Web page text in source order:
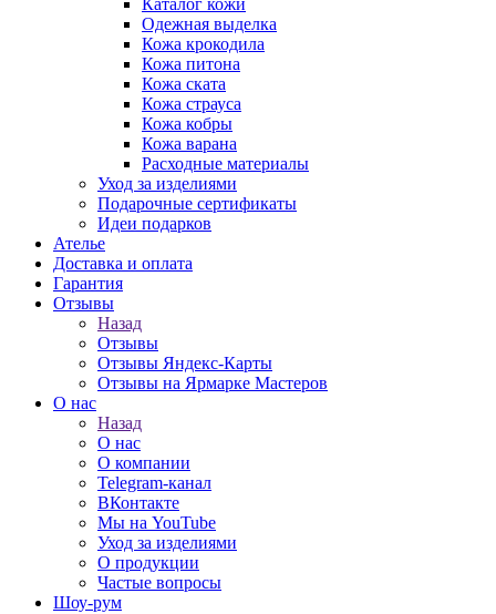
Каталог кожи
Одежная выделка
Кожа крокодила
Кожа питона
Кожа ската
Кожа страуса
Кожа кобры
Кожа варана
Расходные материалы
Уход за изделиями
Подарочные сертификаты
Идеи подарков
Ателье
Доставка и оплата
Гарантия
Отзывы
Назад
Отзывы
Отзывы Яндекс-Карты
Отзывы на Ярмарке Мастеров
О нас
Назад
О нас
О компании
Telegram-канал
ВКонтакте
Мы на YouTube
Уход за изделиями
О продукции
Частые вопросы
Шоу-рум